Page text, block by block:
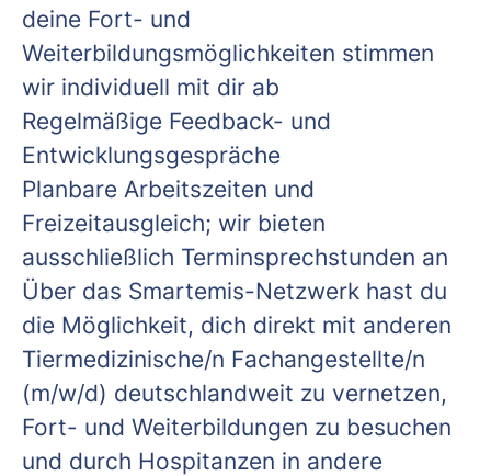
deine Fort- und
Weiterbildungsmöglichkeiten stimmen
wir individuell mit dir ab
Regelmäßige Feedback- und
Entwicklungsgespräche
Planbare Arbeitszeiten und
Freizeitausgleich; wir bieten
ausschließlich Terminsprechstunden an
Über das Smartemis-Netzwerk hast du
die Möglichkeit, dich direkt mit anderen
Tiermedizinische/n Fachangestellte/n
(m/w/d) deutschlandweit zu vernetzen,
Fort- und Weiterbildungen zu besuchen
und durch Hospitanzen in andere